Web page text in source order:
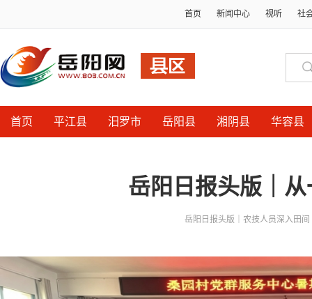
首页 新闻中心 视听 社
首页 平江县 汨罗市 岳阳县 湘阴县 华容县
岳阳日报头版｜
岳阳日报头版｜农技人员深入田